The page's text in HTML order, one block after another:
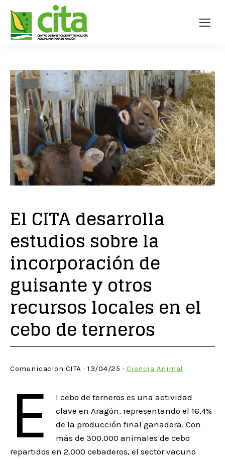
El CITA desarrolla
estudios sobre la
incorporación de
guisante y otros
recursos locales en el
cebo de terneros
Comunicacion CITA · 13/04/25 · Ciencia Animal
E
l cebo de terneros es una actividad
clave en Aragón, representando el 16,4%
de la producción final ganadera. Con
más de 300.000 animales de cebo
repartidos en 2.000 cebaderos, el sector vacuno